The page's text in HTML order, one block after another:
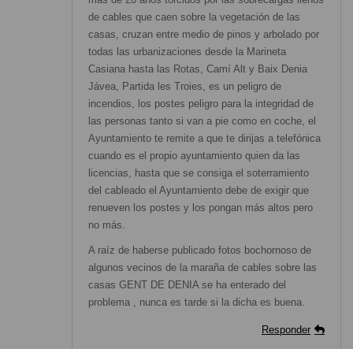
de cables que caen sobre la vegetación de las
casas, cruzan entre medio de pinos y arbolado por
todas las urbanizaciones desde la Marineta
Casiana hasta las Rotas, Camí Alt y Baix Denia
Jávea, Partida les Troies, es un peligro de
incendios, los postes peligro para la integridad de
las personas tanto si van a pie como en coche, el
Ayuntamiento te remite a que te dirijas a telefónica
cuando es el propio ayuntamiento quien da las
licencias, hasta que se consiga el soterramiento
del cableado el Ayuntamiento debe de exigir que
renueven los postes y los pongan más altos pero
no más.
A raíz de haberse publicado fotos bochornoso de
algunos vecinos de la maraña de cables sobre las
casas GENT DE DENIA se ha enterado del
problema , nunca es tarde si la dicha es buena.
Responder